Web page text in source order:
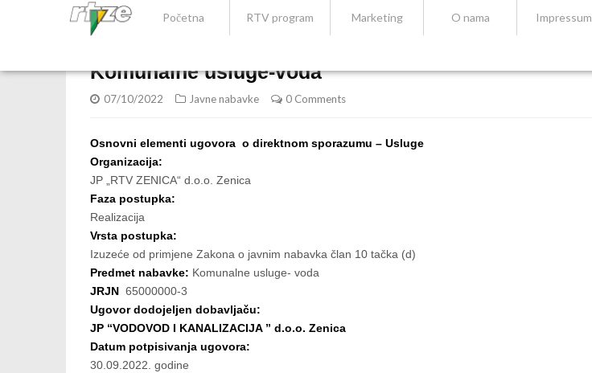
Početna RTV program Marketing O nama Impressum
Komunalne usluge-voda
07/10/2022 Javne nabavke 0 Comments
Osnovni elementi ugovora o direktnom sporazumu – Usluge
Organizacija:
JP „RTV ZENICA“ d.o.o. Zenica
Faza postupka:
Realizacija
Vrsta postupka:
Izuzeće od primjene Zakona o javnim nabavka član 10 tačka (d)
Predmet nabavke: Komunalne usluge- voda
JRJN 65000000-3
Ugovor dodojeljen dobavljaču:
JP “VODOVOD I KANALIZACIJA ” d.o.o. Zenica
Datum potpisivanja ugovora:
30.09.2022. godine